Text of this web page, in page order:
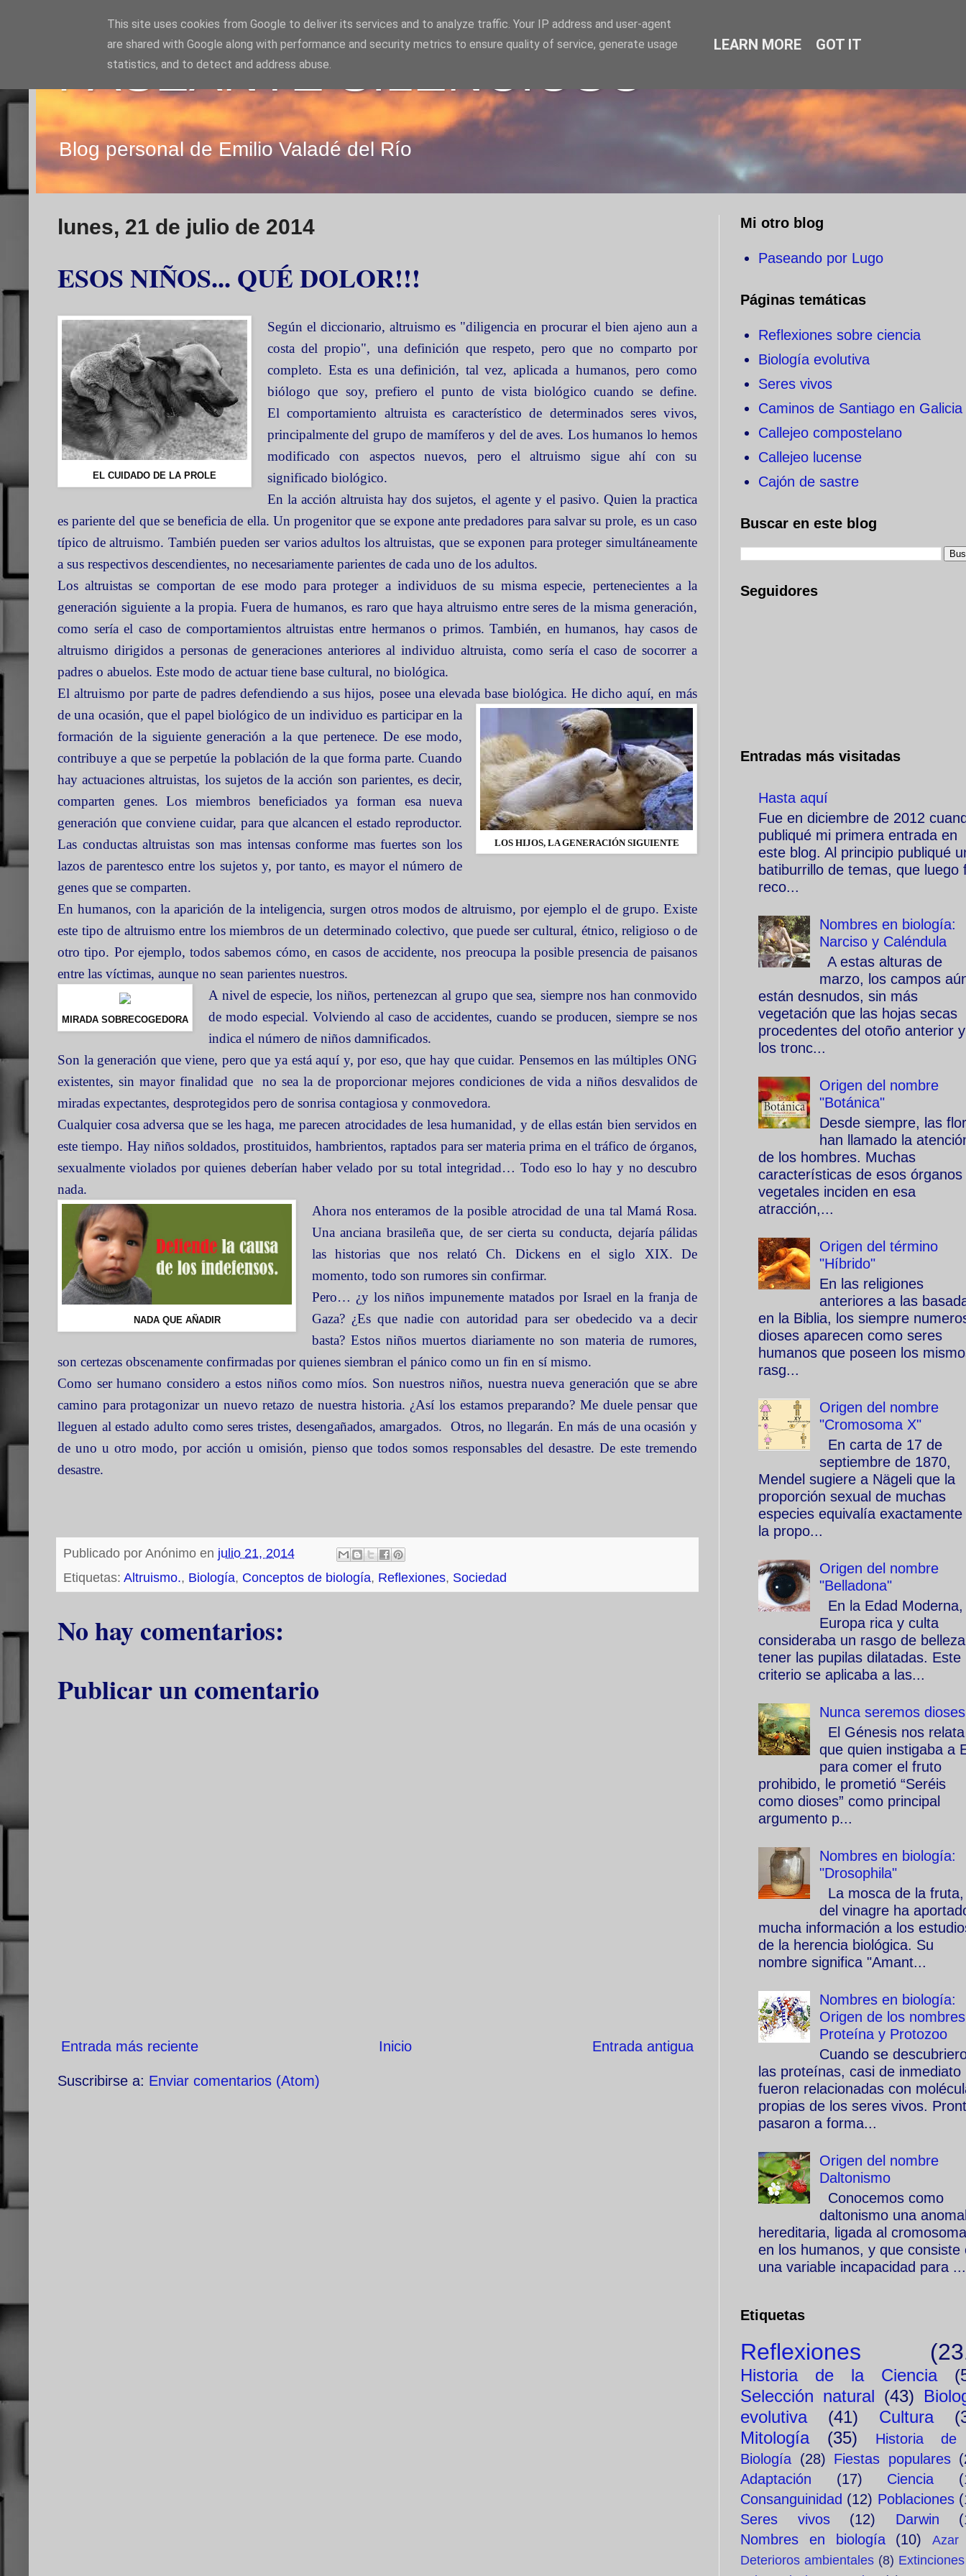
PASEANTE SILENCIOSO
Blog personal de Emilio Valadé del Río
lunes, 21 de julio de 2014
ESOS NIÑOS... QUÉ DOLOR!!!
EL CUIDADO DE LA PROLE
Según el diccionario, altruismo es "diligencia en procurar el bien ajeno aun a
costa del propio", una definición que respeto, pero que no comparto por
completo. Esta es una definición, tal vez, aplicada a humanos, pero como
biólogo que soy, prefiero el punto de vista biológico cuando se define.
El comportamiento altruista es característico de determinados seres vivos,
principalmente del grupo de mamíferos y del de aves. Los humanos lo hemos
modificado con aspectos nuevos, pero el altruismo sigue ahí con su
significado biológico.
En la acción altruista hay dos sujetos, el agente y el pasivo. Quien la practica
es pariente del que se beneficia de ella. Un progenitor que se expone ante predadores para salvar su prole, es un caso
típico de altruismo. También pueden ser varios adultos los altruistas, que se exponen para proteger simultáneamente
a sus respectivos descendientes, no necesariamente parientes de cada uno de los adultos.
Los altruistas se comportan de ese modo para proteger a individuos de su misma especie, pertenecientes a la
generación siguiente a la propia. Fuera de humanos, es raro que haya altruismo entre seres de la misma generación,
como sería el caso de comportamientos altruistas entre hermanos o primos. También, en humanos, hay casos de
altruismo dirigidos a personas de generaciones anteriores al individuo altruista, como sería el caso de socorrer a
padres o abuelos. Este modo de actuar tiene base cultural, no biológica.
El altruismo por parte de padres defendiendo a sus hijos, posee una elevada base biológica. He dicho aquí, en
LOS HIJOS, LA GENERACIÓN SIGUIENTE
más
de una ocasión, que el papel biológico de un individuo es participar en la
formación de la siguiente generación a la que pertenece. De ese modo,
contribuye a que se perpetúe la población de la que forma parte. Cuando
hay actuaciones altruistas, los sujetos de la acción son parientes, es decir,
comparten genes. Los miembros beneficiados ya forman esa nueva
generación que conviene cuidar, para que alcancen el estado reproductor.
Las conductas altruistas son mas intensas conforme mas fuertes son los
lazos de parentesco entre los sujetos y, por tanto, es mayor el número de
genes que se comparten.
En humanos, con la aparición de la inteligencia, surgen otros modos de altruismo, por ejemplo el de grupo. Existe
este tipo de altruismo entre los miembros de un determinado colectivo, que puede ser cultural, étnico, religioso o de
otro tipo. Por ejemplo, todos sabemos cómo, en casos de accidente, nos preocupa la posible presencia de paisanos
entre las víctimas, aunque no sean parientes nuestros.
MIRADA SOBRECOGEDORA
A nivel de especie, los niños, pertenezcan al grupo que sea, siempre nos han conmovido
de modo especial. Volviendo al caso de accidentes, cuando se producen, siempre se nos
indica el número de niños damnificados.
Son la generación que viene, pero que ya está aquí y, por eso, que hay que cuidar. Pensemos en las múltiples ONG
existentes, sin mayor finalidad que no sea la de proporcionar mejores condiciones de vida a niños desvalidos de
miradas expectantes, desprotegidos pero de sonrisa contagiosa y conmovedora.
Cualquier cosa adversa que se les haga, me parecen atrocidades de lesa humanidad, y de ellas están bien servidos en
este tiempo. Hay niños soldados, prostituidos, hambrientos, raptados para ser materia prima en el tráfico de órganos,
sexualmente violados por quienes deberían haber velado por su total integridad… Todo eso lo hay y no descubro
nada.
NADA QUE AÑADIR
Ahora nos enteramos de la posible atrocidad de una tal Mamá Rosa.
Una anciana brasileña que, de ser cierta su conducta, dejaría pálidas
las historias que nos relató Ch. Dickens en el siglo XIX. De
momento, todo son rumores sin confirmar.
Pero… ¿y los niños impunemente matados por Israel en la franja de
Gaza? ¿Es que nadie con autoridad para ser obedecido va a decir
basta? Estos niños muertos diariamente no son materia de rumores,
son certezas obscenamente confirmadas por quienes siembran el pánico como un fin en sí mismo.
Como ser humano considero a estos niños como míos. Son nuestros niños, nuestra nueva generación que se abre
camino para protagonizar un nuevo retazo de nuestra historia. ¿Así los estamos preparando? Me duele pensar que
lleguen al estado adulto como seres tristes, desengañados, amargados. Otros, no llegarán. En más de una ocasión y
de uno u otro modo, por acción u omisión, pienso que todos somos responsables del desastre. De este tremendo
desastre.
Publicado por Anónimo en julio 21, 2014
Etiquetas: Altruismo., Biología, Conceptos de biología, Reflexiones, Sociedad
No hay comentarios:
Publicar un comentario
Entrada más reciente Entrada antigua
Inicio
Suscribirse a: Enviar comentarios (Atom)
Mi otro blog
Paseando por Lugo
Páginas temáticas
Reflexiones sobre ciencia
Biología evolutiva
Seres vivos
Caminos de Santiago en Galicia
Callejeo compostelano
Callejeo lucense
Cajón de sastre
Buscar en este blog
Seguidores
Entradas más visitadas
Hasta aquí
Fue en diciembre de 2012
publiqué mi primera entrada en
este blog. Al principio publiqué
batiburrillo de temas, que luego
reco...
Nombres en biología:
Narciso y Caléndula
A estas alturas de
marzo, los campos
están desnudos, sin más
vegetación que las hojas secas
procedentes del otoño anterior y
los tronc...
Origen del nombre
"Botánica"
Desde siempre, las
han llamado la
de los hombres. Muchas
características de esos órganos
vegetales inciden en esa
atracción,...
Origen del término
"Híbrido"
En las religiones
anteriores a las
en la Biblia, los siempre
dioses aparecen como seres
humanos que poseen los
rasg...
Origen del nombre
"Cromosoma X"
En carta de 17 de
septiembre de 1870,
Mendel sugiere a Nägeli que la
proporción sexual de muchas
especies equivalía exactamente
la propo...
Origen del nombre
"Belladona"
En la Edad Moderna,
Europa rica y culta
consideraba un rasgo de
tener las pupilas dilatadas. Este
criterio se aplicaba a las...
Nunca seremos dioses
El Génesis nos relata
que quien instigaba a
para comer el fruto
prohibido, le prometió “Seréis
como dioses” como principal
argumento p...
Nombres en biología:
"Drosophila"
La mosca de la
del vinagre ha
mucha información a los
de la herencia biológica. Su
nombre significa "Amant...
Nombres en biología:
Origen de los nombres
Proteína y Protozoo
Cuando se
las proteínas, casi de inmediato
fueron relacionadas con
propias de los seres vivos.
pasaron a forma...
Origen del nombre
Daltonismo
Conocemos como
daltonismo una
hereditaria, ligada al
en los humanos, y que consiste
una variable incapacidad para ...
Etiquetas
Reflexiones
Historia de la Ciencia
Selección natural (43)
evolutiva
(41) Cultura
Mitología
(35)
Historia
Biología (28) Fiestas populares
Adaptación
(17) Ciencia
Consanguinidad (12) Poblaciones
Seres vivos
(12) Darwin
Nombres en biología
(10)
Azar
Deterioros ambientales (8) Extinciones
This site uses cookies from Google to deliver its services and to analyze traffic. Your IP address and user-agent
are shared with Google along with performance and security metrics to ensure quality of service, generate usage
statistics, and to detect and address abuse.
LEARN MORE GOT IT